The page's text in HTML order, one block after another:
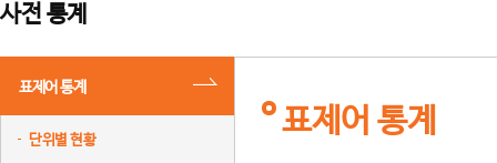
사전 통계
표제어 통계
단위별 현황
표제어 통계